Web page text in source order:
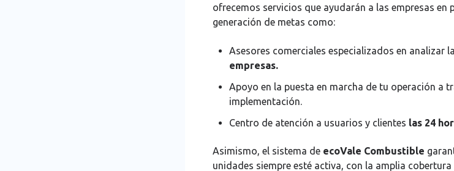
ofrecemos servicios que ayudarán a las empresas en
generación de metas como:
Asesores comerciales especializados en analizar
empresas.
Apoyo en la puesta en marcha de tu operación a
implementación.
Centro de atención a usuarios y clientes las 24
Asimismo, el sistema de ecoVale Combustible
unidades siempre esté activa, con la amplia